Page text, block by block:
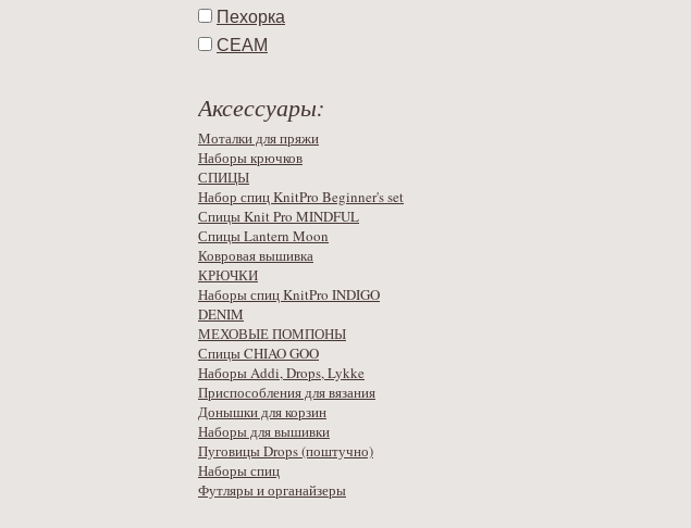
Пехорка
СЕАМ
Аксессуары:
Моталки для пряжи
Наборы крючков
СПИЦЫ
Набор спиц KnitPro Beginner's set
Спицы Knit Pro MINDFUL
Спицы Lantern Moon
Ковровая вышивка
КРЮЧКИ
Наборы спиц KnitPro INDIGO
DENIM
МЕХОВЫЕ ПОМПОНЫ
Спицы CHIAO GOO
Наборы Addi, Drops, Lykke
Приспособления для вязания
Донышки для корзин
Наборы для вышивки
Пуговицы Drops (поштучно)
Наборы спиц
Футляры и органайзеры